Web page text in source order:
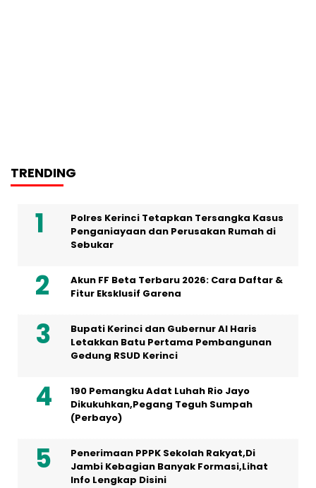
TRENDING
Polres Kerinci Tetapkan Tersangka Kasus
Penganiayaan dan Perusakan Rumah di
Sebukar
Akun FF Beta Terbaru 2026: Cara Daftar &
Fitur Eksklusif Garena
Bupati Kerinci dan Gubernur Al Haris
Letakkan Batu Pertama Pembangunan
Gedung RSUD Kerinci
190 Pemangku Adat Luhah Rio Jayo
Dikukuhkan,Pegang Teguh Sumpah
(Perbayo)
Penerimaan PPPK Sekolah Rakyat,Di
Jambi Kebagian Banyak Formasi,Lihat
Info Lengkap Disini